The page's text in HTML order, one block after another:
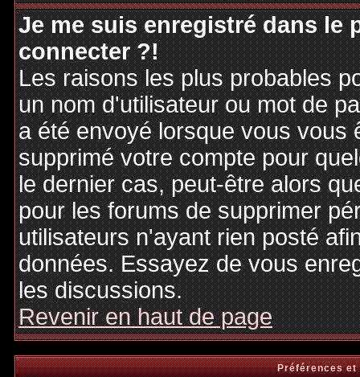
Je me suis enregistré dans le
connecter ?!
Les raisons les plus probables
un nom d'utilisateur ou mot de
a été envoyé lorsque vous vous
supprimé votre compte pour
le dernier cas, peut-être alors
pour les forums de supprimer
utilisateurs n'ayant rien posté
données. Essayez de vous
les discussions.
Revenir en haut de page
Préférences